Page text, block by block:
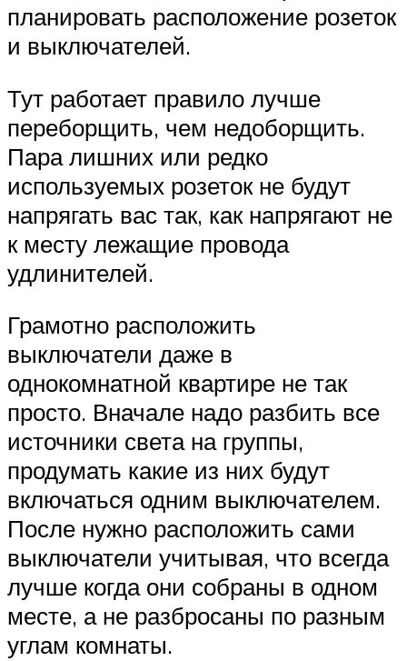
планировать расположение розеток
и выключателей.
Тут работает правило лучше
переборщить, чем недоборщить.
Пара лишних или редко
используемых розеток не будут
напрягать вас так, как напрягают не
к месту лежащие провода
удлинителей.
Грамотно расположить
выключатели даже в
однокомнатной квартире не так
просто. Вначале надо разбить все
источники света на группы,
продумать какие из них будут
включаться одним выключателем.
После нужно расположить сами
выключатели учитывая, что всегда
лучше когда они собраны в одном
месте, а не разбросаны по разным
углам комнаты.